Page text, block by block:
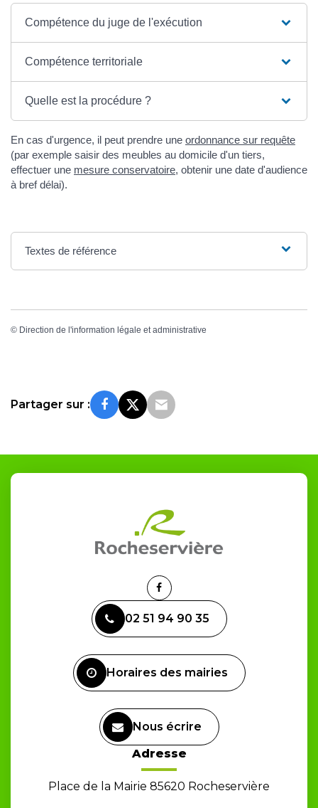
Compétence du juge de l'exécution
Compétence territoriale
Quelle est la procédure ?
En cas d'urgence, il peut prendre une ordonnance sur requête
(par exemple saisir des meubles au domicile d'un tiers,
effectuer une mesure conservatoire, obtenir une date d'audience
à bref délai).
Textes de référence
© Direction de l'information légale et administrative
Partager sur :
Lien
le
compte
02 51 94 90 35
Horaires des mairies
Nous écrire
Adresse
Place de la Mairie 85620 Rocheservière